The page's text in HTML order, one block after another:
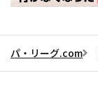
パ・リーグ.com